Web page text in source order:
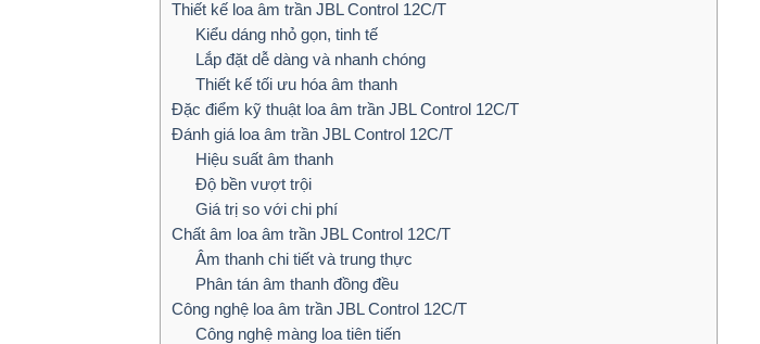
Thiết kế loa âm trần JBL Control 12C/T
Kiểu dáng nhỏ gọn, tinh tế
Lắp đặt dễ dàng và nhanh chóng
Thiết kế tối ưu hóa âm thanh
Đặc điểm kỹ thuật loa âm trần JBL Control 12C/T
Đánh giá loa âm trần JBL Control 12C/T
Hiệu suất âm thanh
Độ bền vượt trội
Giá trị so với chi phí
Chất âm loa âm trần JBL Control 12C/T
Âm thanh chi tiết và trung thực
Phân tán âm thanh đồng đều
Công nghệ loa âm trần JBL Control 12C/T
Công nghệ màng loa tiên tiến